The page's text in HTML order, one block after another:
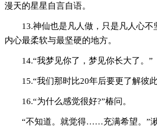
漫天的星星自言自语。
13.神仙也是凡人做，只是凡人心不
内心最柔软与最坚硬的地方。
14.“我梦见你了，梦见你长大了。”
15.“我们那时比20年后要更了解彼
16.“为什么感觉很好?”椿问。
“不知道。就觉得……充满希望。”